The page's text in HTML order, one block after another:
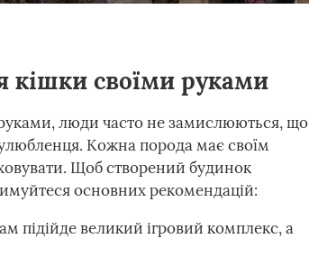
кішки своїми руками
люди часто не замислюються, що
Кожна порода має своїм
Щоб створений будинок
основних рекомендацій:
підійде великий ігровий комплекс, а